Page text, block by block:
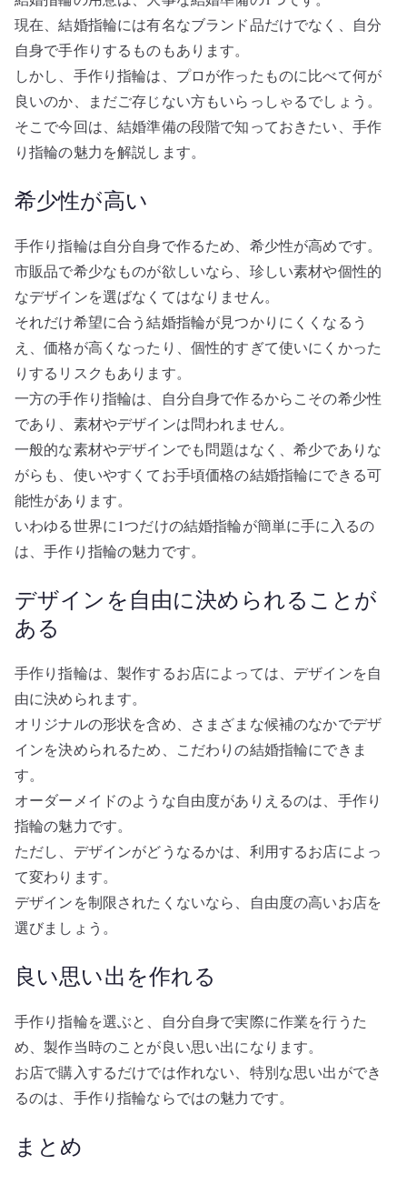
現在、結婚指輪には有名なブランド品だけでなく、自分
自身で手作りするものもあります。
しかし、手作り指輪は、プロが作ったものに比べて何が
良いのか、まだご存じない方もいらっしゃるでしょう。
そこで今回は、結婚準備の段階で知っておきたい、手作
り指輪の魅力を解説します。
希少性が高い
手作り指輪は自分自身で作るため、希少性が高めです。
市販品で希少なものが欲しいなら、珍しい素材や個性的
なデザインを選ばなくてはなりません。
それだけ希望に合う結婚指輪が見つかりにくくなるう
え、価格が高くなったり、個性的すぎて使いにくかった
りするリスクもあります。
一方の手作り指輪は、自分自身で作るからこその希少性
であり、素材やデザインは問われません。
一般的な素材やデザインでも問題はなく、希少でありな
がらも、使いやすくてお手頃価格の結婚指輪にできる可
能性があります。
いわゆる世界に1つだけの結婚指輪が簡単に手に入るの
は、手作り指輪の魅力です。
デザインを自由に決められることが
ある
手作り指輪は、製作するお店によっては、デザインを自
由に決められます。
オリジナルの形状を含め、さまざまな候補のなかでデザ
インを決められるため、こだわりの結婚指輪にできま
す。
オーダーメイドのような自由度がありえるのは、手作り
指輪の魅力です。
ただし、デザインがどうなるかは、利用するお店によっ
て変わります。
デザインを制限されたくないなら、自由度の高いお店を
選びましょう。
良い思い出を作れる
手作り指輪を選ぶと、自分自身で実際に作業を行うた
め、製作当時のことが良い思い出になります。
お店で購入するだけでは作れない、特別な思い出ができ
るのは、手作り指輪ならではの魅力です。
まとめ